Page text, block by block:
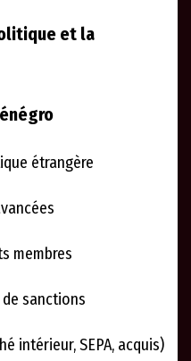
et la
étrangère
membres
sanctions
intérieur, SEPA, acquis)